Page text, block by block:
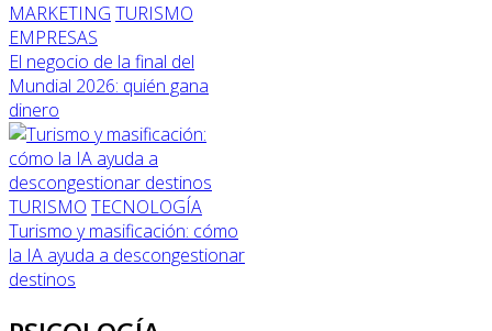
MARKETING TURISMO
EMPRESAS
El negocio de la final del
Mundial 2026: quién gana
dinero
TURISMO TECNOLOGÍA
Turismo y masificación: cómo
la IA ayuda a descongestionar
destinos